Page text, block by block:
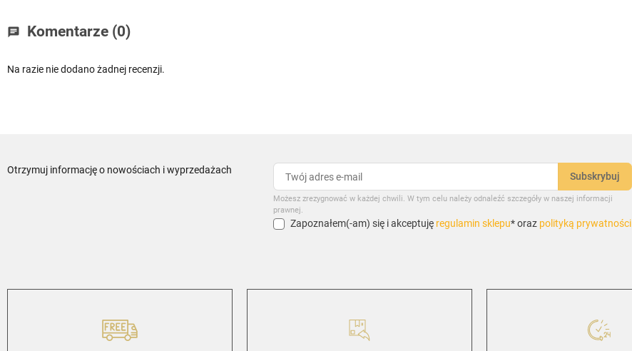
chat Komentarze (0)
Na razie nie dodano żadnej recenzji.
Otrzymuj informację o nowościach i wyprzedażach
Możesz zrezygnować w każdej chwili. W tym celu należy odnaleźć szczegóły w naszej informacji
prawnej.
Zapoznałem(-am) się i akceptuję regulamin sklepu* oraz polityką prywatności